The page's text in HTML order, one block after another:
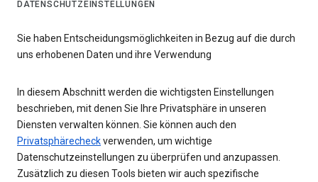
DATENSCHUTZEINSTELLUNGEN
Sie haben Entscheidungsmöglichkeiten in Bezug auf die durch
uns erhobenen Daten und ihre Verwendung
In diesem Abschnitt werden die wichtigsten Einstellungen
beschrieben, mit denen Sie Ihre Privatsphäre in unseren
Diensten verwalten können. Sie können auch den
Privatsphärecheckverwenden, um wichtige
Datenschutzeinstellungen zu überprüfen und anzupassen.
Zusätzlich zu diesen Tools bieten wir auch spezifische